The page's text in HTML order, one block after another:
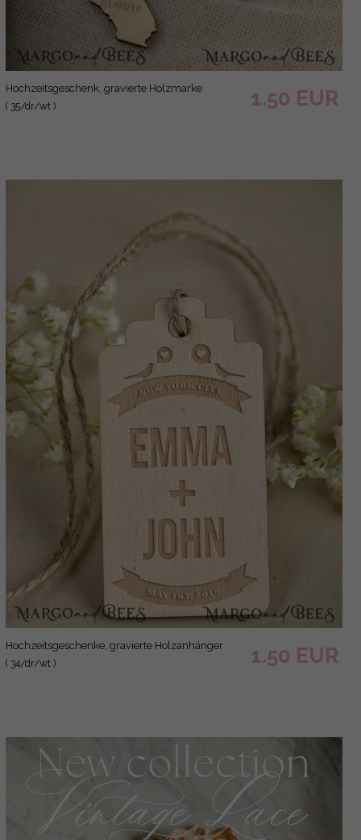
Hochzeitsgeschenk, gravierte Holzmarke
( 35/dr/wt )
1.50 EUR
Hochzeitsgeschenke, gravierte Holzanhänger
( 34/dr/wt )
1.50 EUR